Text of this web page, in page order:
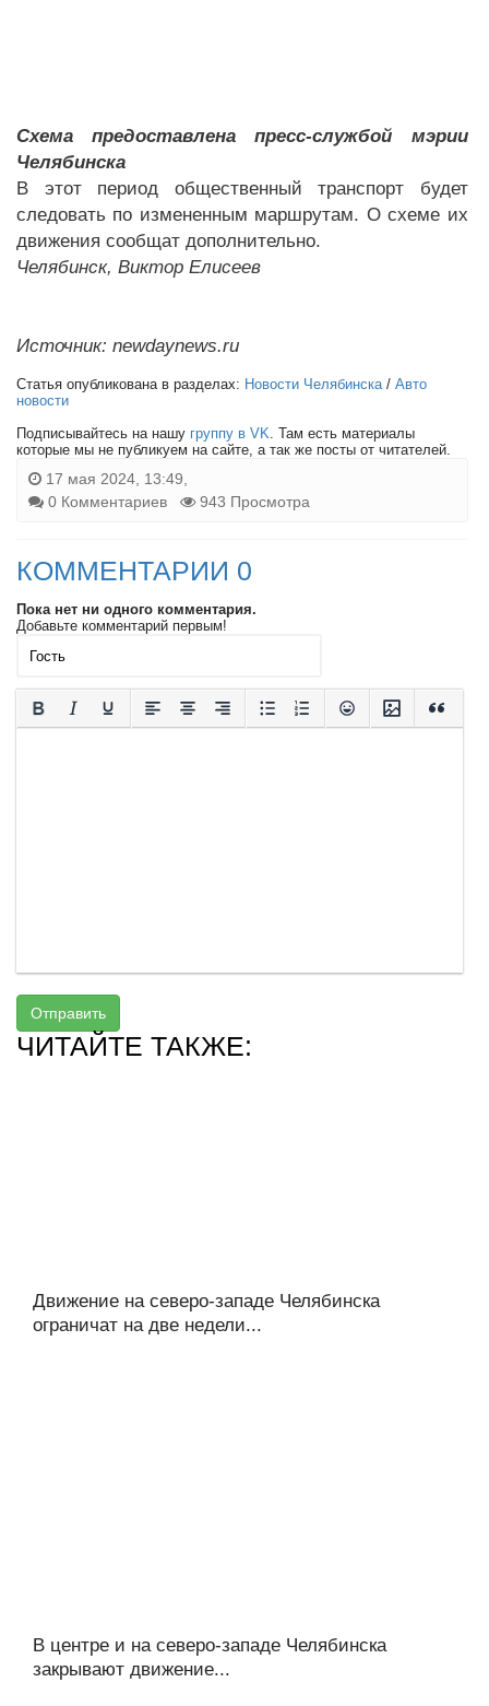
Схема предоставлена пресс-службой мэрии
Челябинска
В этот период общественный транспорт будет
следовать по измененным маршрутам. О схеме их
движения сообщат дополнительно.
Челябинск, Виктор Елисеев
Источник: newdaynews.ru
Статья опубликована в разделах: Новости Челябинска/ Авто
новости
Подписывайтесь на нашу группу в VK. Там есть материалы
которые мы не публикуем на сайте, а так же посты от читателей.
17 мая 2024, 13:49,
0 Комментариев
943 Просмотра
КОММЕНТАРИИ 0
Пока нет ни одного комментария.
Добавьте комментарий первым!
Отправить
ЧИТАЙТЕ ТАКЖЕ:
Движение на северо-западе Челябинска
ограничат на две недели...
В центре и на северо-западе Челябинска
закрывают движение...